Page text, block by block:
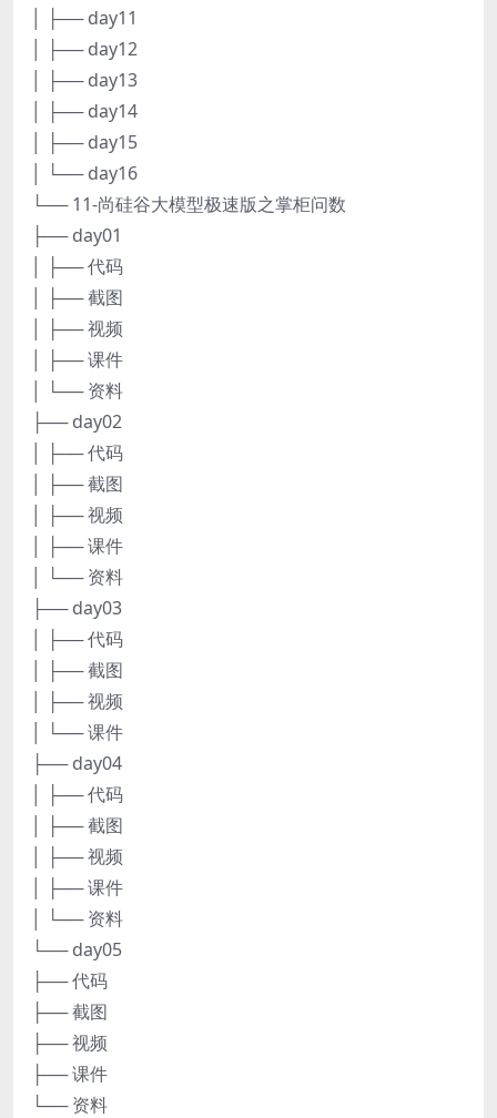
│ ├── day11
│ ├── day12
│ ├── day13
│ ├── day14
│ ├── day15
│ └── day16
└── 11-尚硅谷大模型极速版之掌柜问数
├── day01
│ ├── 代码
│ ├── 截图
│ ├── 视频
│ ├── 课件
│ └── 资料
├── day02
│ ├── 代码
│ ├── 截图
│ ├── 视频
│ ├── 课件
│ └── 资料
├── day03
│ ├── 代码
│ ├── 截图
│ ├── 视频
│ └── 课件
├── day04
│ ├── 代码
│ ├── 截图
│ ├── 视频
│ ├── 课件
│ └── 资料
└── day05
├── 代码
├── 截图
├── 视频
├── 课件
└── 资料